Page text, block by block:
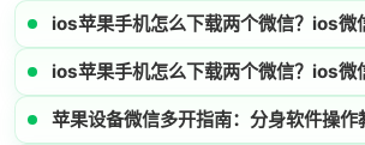
ios苹果手机怎么下载两个微信？ios微
ios苹果手机怎么下载两个微信？ios微
苹果设备微信多开指南：分身软件操作